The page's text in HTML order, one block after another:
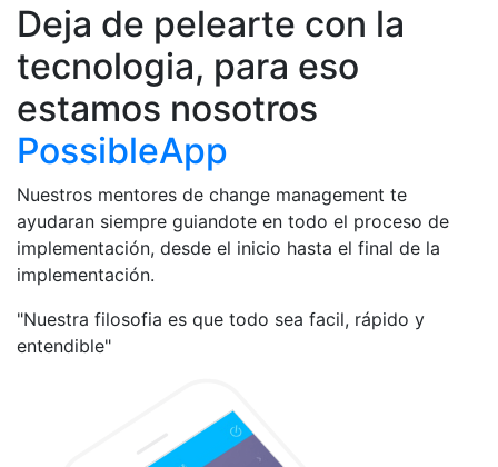
Deja de pelearte con la
tecnologia, para eso
estamos nosotros
PossibleApp
Nuestros mentores de change management te
ayudaran siempre guiandote en todo el proceso de
implementación, desde el inicio hasta el final de la
implementación.
"Nuestra filosofia es que todo sea facil, rápido y
entendible"